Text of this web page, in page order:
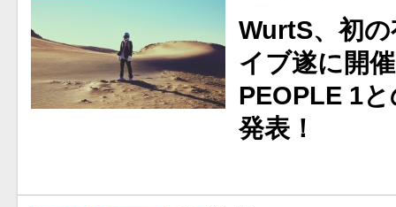
WurtS、初
イブ遂に開
PEOPLE 1
発表！